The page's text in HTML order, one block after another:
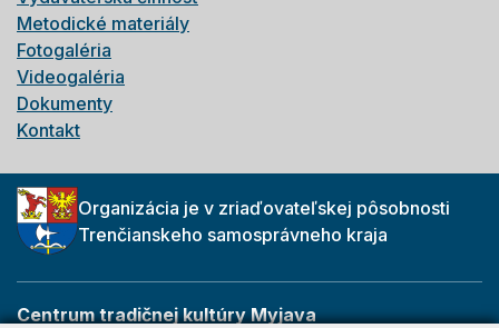
Metodické materiály
Fotogaléria
Videogaléria
Dokumenty
Kontakt
Organizácia je v zriaďovateľskej pôsobnosti
Trenčianskeho samosprávneho kraja
Centrum tradičnej kultúry Myjava